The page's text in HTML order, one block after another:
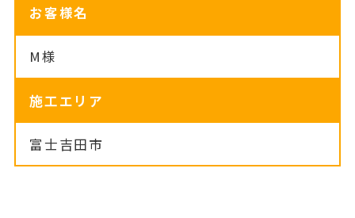
お客様名
M様
施工エリア
富士吉田市